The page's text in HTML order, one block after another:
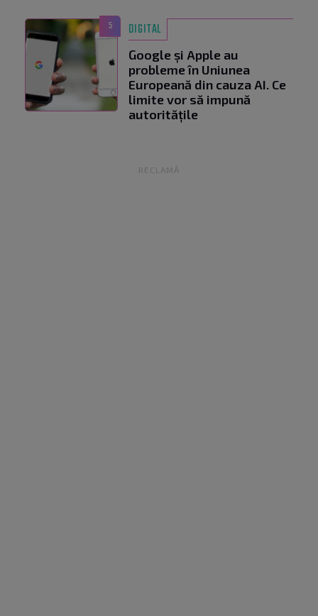
5 DIGITAL
Google și Apple au
probleme în Uniunea
Europeană din cauza AI. Ce
limite vor să impună
autoritățile
RECLAMĂ